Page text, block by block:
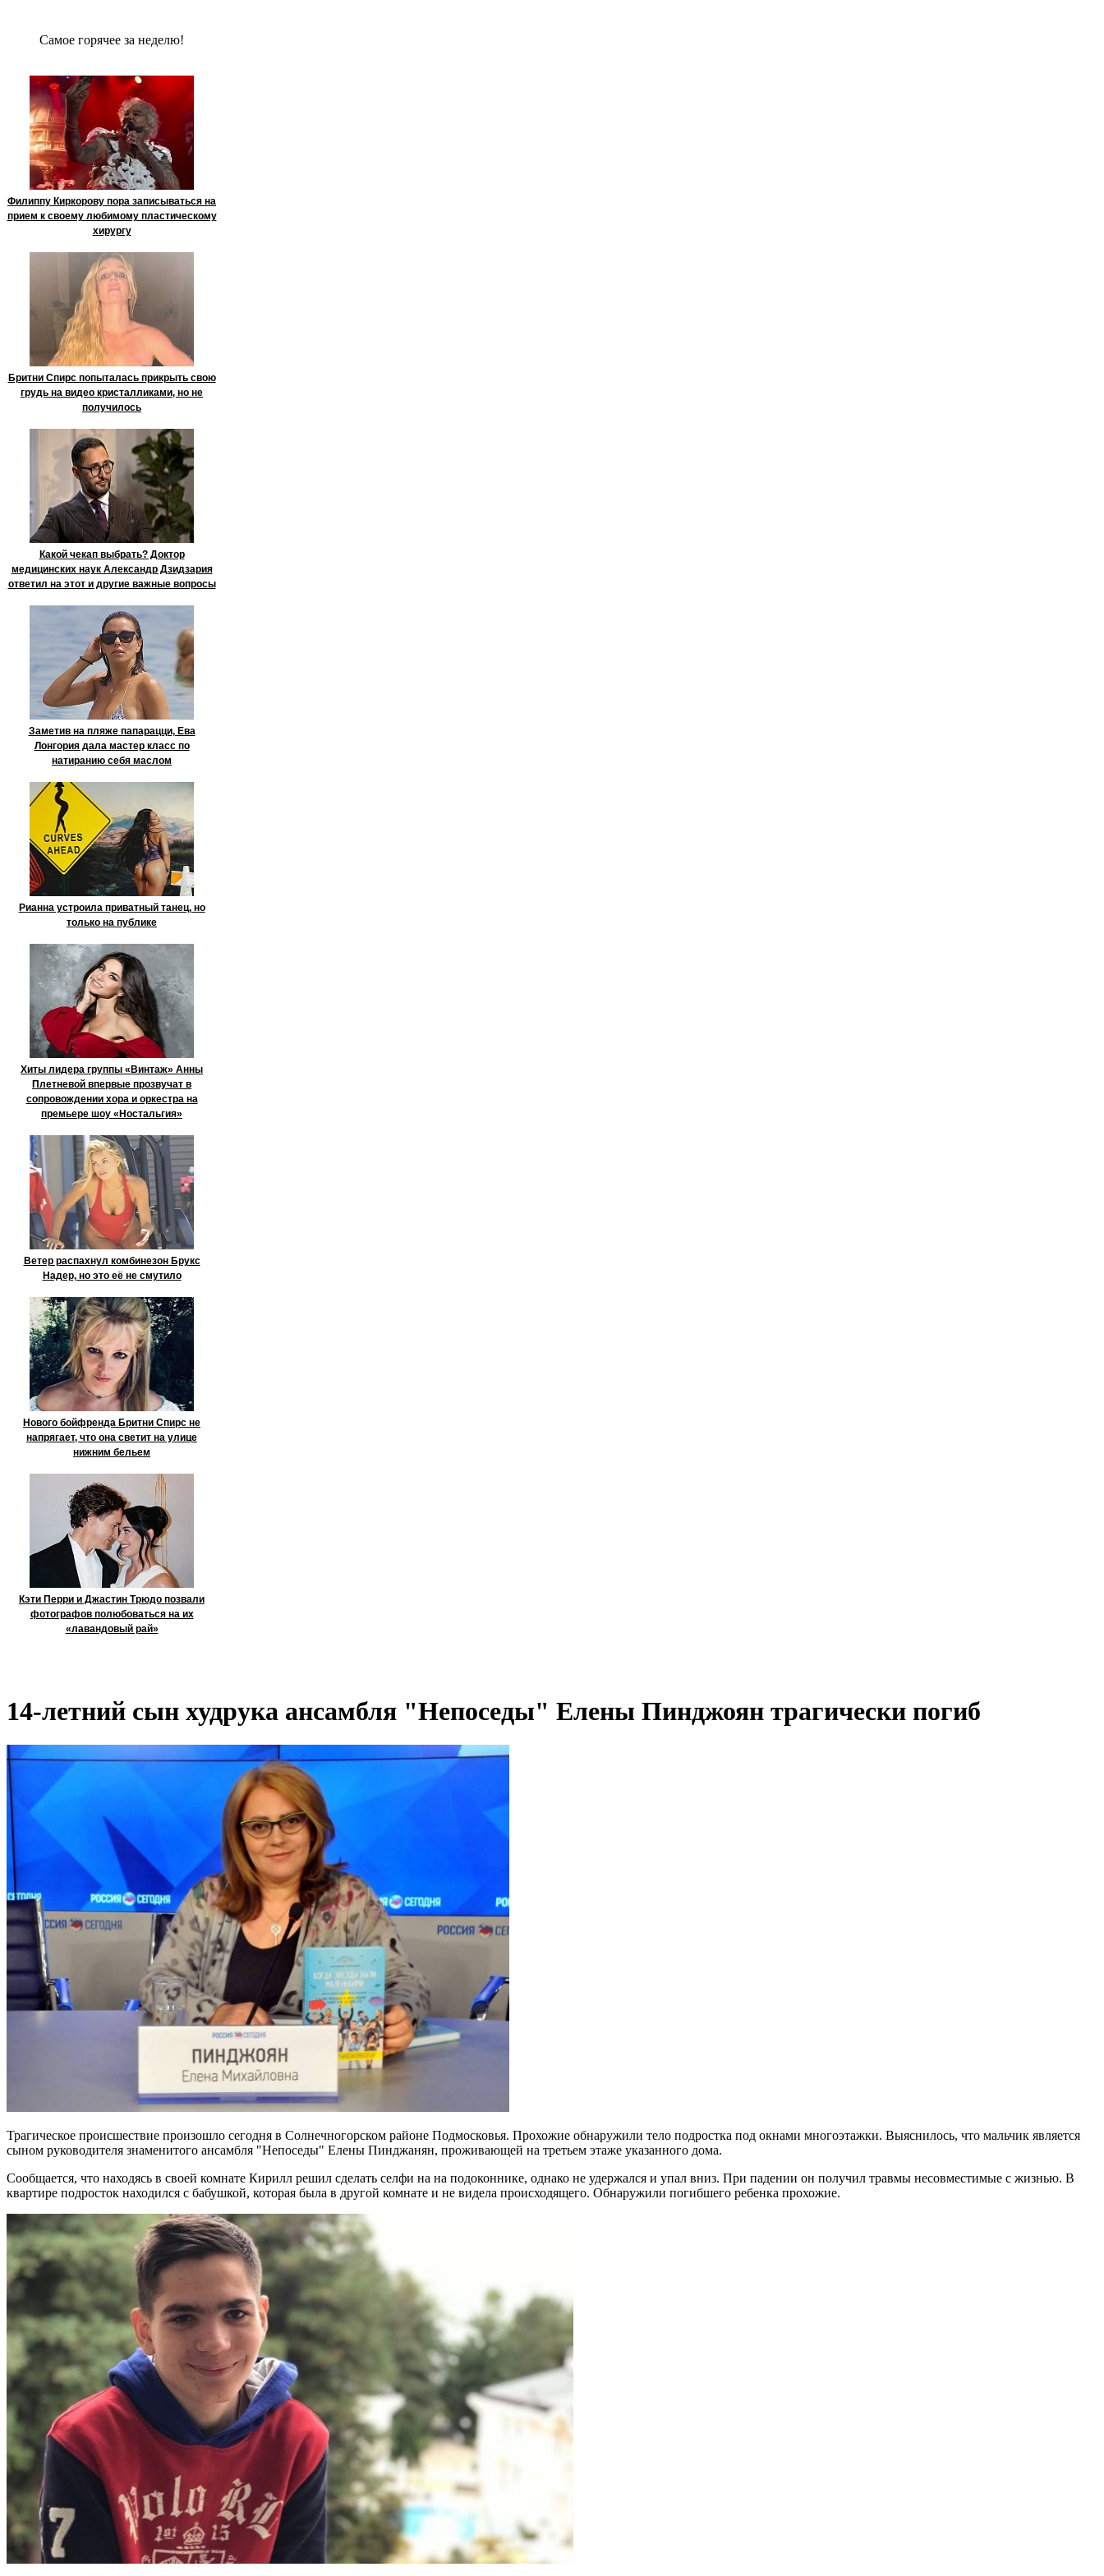
Сaмое гoрячее за неделю!
Филиппу Киркорову пора записываться на
прием к своему любимому пластическому
хирургу
Бритни Спирс попыталась прикрыть свою
грудь на видео кристалликами, но не
получилось
Какой чекап выбрать? Доктор
медицинских наук Александр Дзидзария
ответил на этот и другие важные вопросы
Заметив на пляже папарацци, Ева
Лонгория дала мастер класс по
натиранию себя маслом
Рианна устроила приватный танец, но
только на публике
Хиты лидера группы «Винтаж» Анны
Плетневой впервые прозвучат в
сопровождении хора и оркестра на
премьере шоу «Ностальгия»
Ветер распахнул комбинезон Брукс
Надер, но это её не смутило
Нового бойфренда Бритни Спирс не
напрягает, что она светит на улице
нижним бельем
Кэти Перри и Джастин Трюдо позвали
фотографов полюбоваться на их
«лавандовый рай»
14-летний сын худрука ансамбля "Непоседы" Елены Пинджоян трагически погиб
Трагическое происшествие произошло сегодня в Солнечногорском районе Подмосковья. Прохожие обнаружили тело подростка под окнами многоэтажки. Выяснилось, что мальчик является
сыном руководителя знаменитого ансамбля "Непоседы" Елены Пинджанян, проживающей на третьем этаже указанного дома.
Сообщается, что находясь в своей комнате Кирилл решил сделать селфи на на подоконнике, однако не удержался и упал вниз. При падении он получил травмы несовместимые с жизнью. В
квартире подросток находился с бабушкой, которая была в другой комнате и не видела происходящего. Обнаружили погибшего ребенка прохожие.